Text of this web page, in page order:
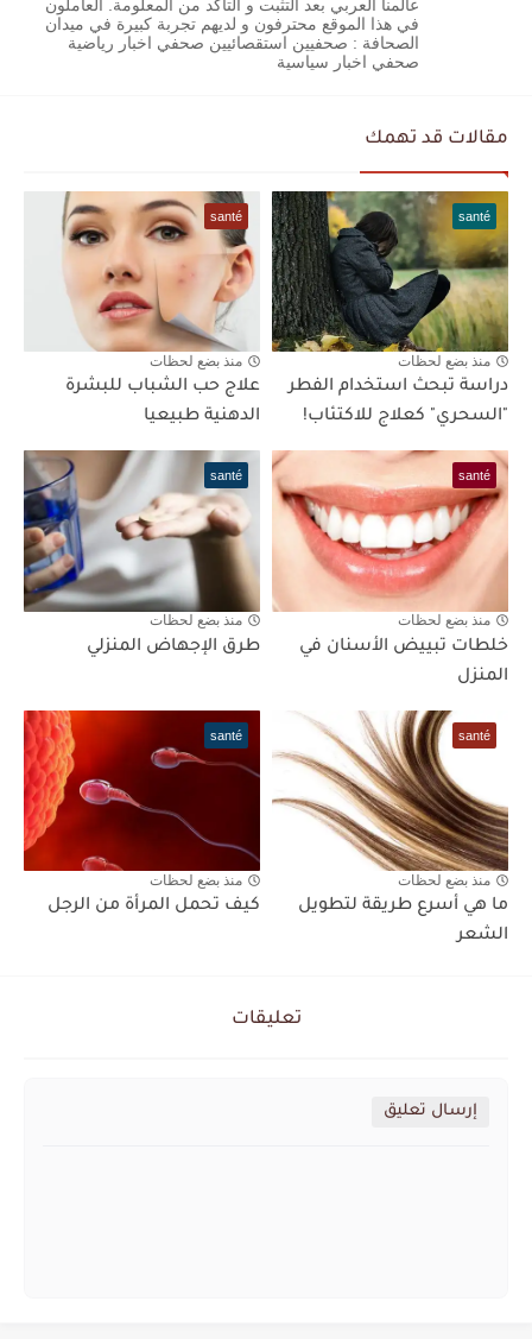
عالمنا العربي بعد التثبت و التاكد من المعلومة. العاملون
في هذا الموقع محترفون و لديهم تجربة كبيرة في ميدان
الصحافة : صحفيين استقصائيين صحفي اخبار رياضية
صحفي اخبار سياسية
مقالات قد تهمك
santé
منذ بضع لحظات
دراسة تبحث استخدام الفطر
"السحري" كعلاج للاكتئاب!
santé
منذ بضع لحظات
علاج حب الشباب للبشرة
الدهنية طبيعيا
santé
منذ بضع لحظات
خلطات تبييض الأسنان في
المنزل
santé
منذ بضع لحظات
طرق الإجهاض المنزلي
santé
منذ بضع لحظات
ما هي أسرع طريقة لتطويل
الشعر
santé
منذ بضع لحظات
كيف تحمل المرأة من الرجل
تعليقات
إرسال تعليق